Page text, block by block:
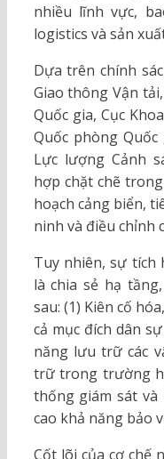
nhiều lĩnh vực,
logistics và sản
Dựa trên chính
Giao thông Vận
Quốc gia, Cục
Quốc phòng
Lực lượng Cảnh
hợp chặt chẽ
hoạch cảng biển,
ninh và điều chỉnh
Tuy nhiên, sự tích
là chia sẻ hạ
sau: (1) Kiên cố
cả mục đích dân
năng lưu trữ các
trữ trong trường
thống giám sát và
cao khả năng bảo
Cốt lõi của cơ chế